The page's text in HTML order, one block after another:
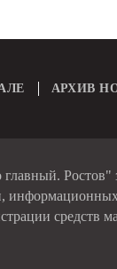
АРХИВ
главный.